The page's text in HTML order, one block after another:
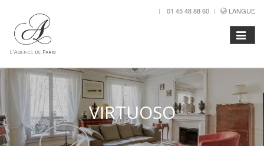
01 45 48 88 60 LANGUE
VIRTUOSO